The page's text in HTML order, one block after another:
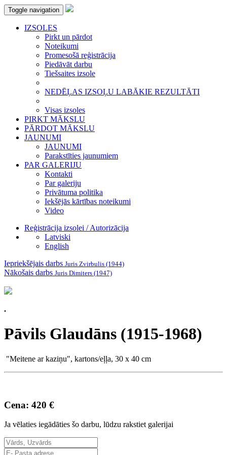
Toggle navigation
IZSOLES
Pirkt un pārdot
Noteikumi
Promesošā reģistrācija
Piedāvāt darbu
Tiešsaites izsole
NEDĒĻAS IZSOĻU LABĀKIE REZULTĀTI
Visas izsoles
PIRKT MĀKSLU
PĀRDOT MĀKSLU
JAUNUMI
JAUNUMI
Parakstīties jaunumiem
PAR GALERIJU
Kontakti
Par galeriju
Privātuma politika
Iekšējās kārtības noteikumi
Video
Reģistrācija izsolei / Autorizācija
Latviski
English
Iepriekšējais darbs Juris Zvirbulis (1944)
Nākošais darbs Juris Dimiters (1947)
.
Pāvils Glaudāns (1915-1968)
"Meitene ar kaziņu", kartons/eļļa, 30 x 40 cm
Cena: 420 €
Ja vēlaties iegādāties šo darbu, lūdzu rakstiet galerijai